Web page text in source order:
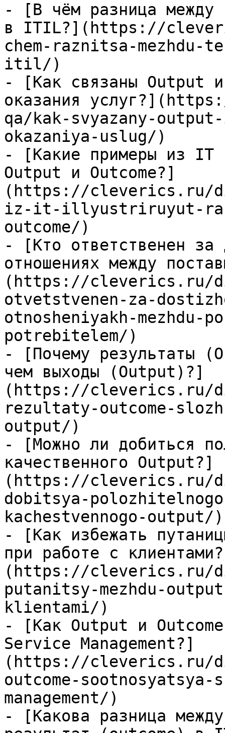
- [В чём разница между
в ITIL?](https://
chem-raznitsa-mezhdu-
itil/)
- [Как связаны Output и
оказания
qa/kak-svyazany-
okazaniya-uslug/)
- [Какие примеры из IT
Output и Outcome?]
(https://cleverics.ru/
iz-it-illyustriruyut-
outcome/)
- [Кто ответственен за
отношениях между
(https://cleverics.ru/
otvetstvenen-za-
otnosheniyakh-mezhdu-
potrebitelem/)
- [Почему результаты
чем выходы (Output)?]
(https://cleverics.ru/
rezultaty-outcome-
output/)
- [Можно ли добиться
качественного Output?]
(https://cleverics.ru/
dobitsya-
kachestvennogo-output/)
- [Как избежать
при работе с
(https://cleverics.ru/
putanitsy-mezhdu-
klientami/)
- [Как Output и Outcome
Service Management?]
(https://cleverics.ru/
outcome-
management/)
- [Какова разница